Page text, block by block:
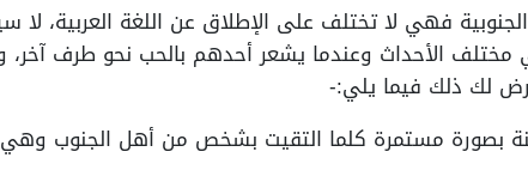
فهي لا تختلف على الإطلاق عن اللغة العربية، لا
الأحداث وعندما يشعر أحدهم بالحب نحو طرف آخر،
لك ذلك فيما يلي:-
بصورة مستمرة كلما التقيت بشخص من أهل الجنوب وهي